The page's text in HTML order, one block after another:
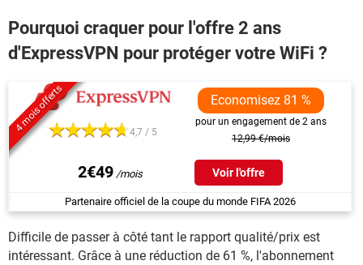
Pourquoi craquer pour l'offre 2 ans
d'ExpressVPN pour protéger votre WiFi ?
4 mois offerts 4,7 / 5
Economisez 81 %
pour un engagement de 2 ans
12,99 €/mois
2€49 Voir l'offre
Partenaire officiel de la coupe du monde FIFA 2026
Difficile de passer à côté tant le rapport qualité/prix est
intéressant. Grâce à une réduction de 61 %, l'abonnement